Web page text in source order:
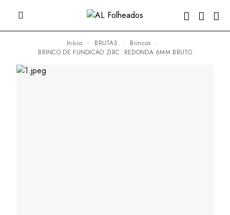
Início BRUTAS
Brincos
BRINCO DE FUNDICAO ZIRC. REDONDA 6MM BRUTO